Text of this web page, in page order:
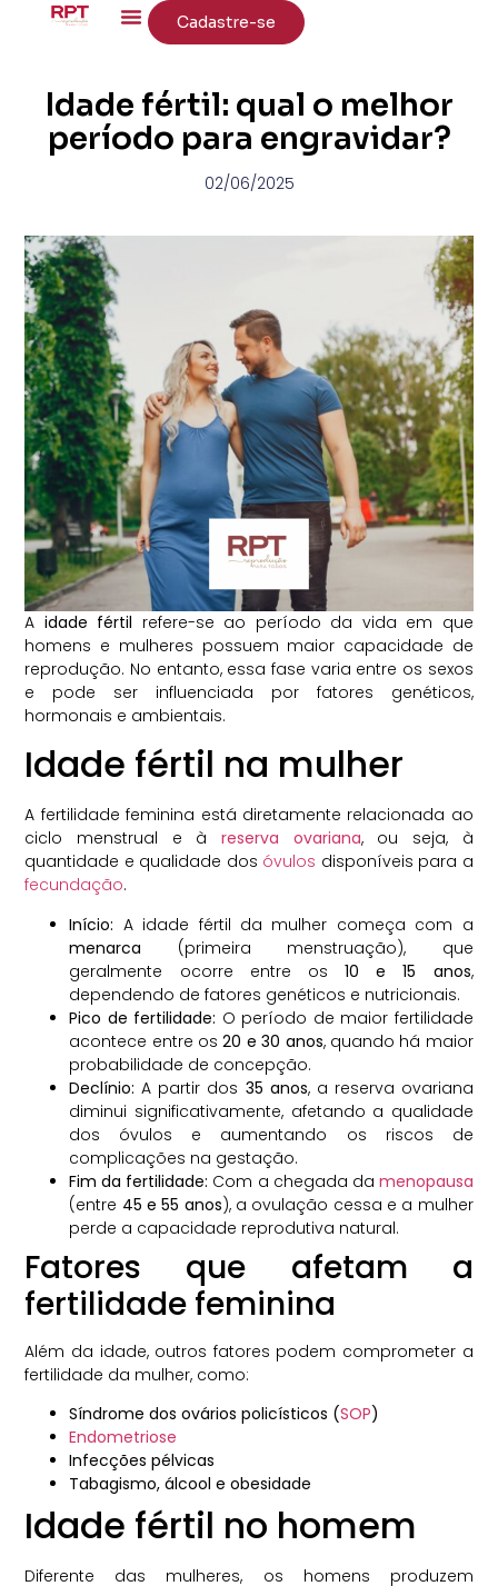
Cadastre-se
Idade fértil: qual o melhor
período para engravidar?
02/06/2025
A idade fértil refere-se ao período da vida em que
homens e mulheres possuem maior capacidade de
reprodução. No entanto, essa fase varia entre os sexos
e pode ser influenciada por fatores genéticos,
hormonais e ambientais.
Idade fértil na mulher
A fertilidade feminina está diretamente relacionada ao
ciclo menstrual e à reserva ovariana, ou seja, à
quantidade e qualidade dos óvulos disponíveis para a
fecundação.
Início: A idade fértil da mulher começa com a
menarca (primeira menstruação), que
geralmente ocorre entre os10 e 15 anos,
dependendo de fatores genéticos e nutricionais.
Pico de fertilidade: O período de maior fertilidade
acontece entre os20 e 30 anos, quando há maior
probabilidade de concepção.
Declínio: A partir dos 35 anos, a reserva ovariana
diminui significativamente, afetando a qualidade
dos óvulos e aumentando os riscos de
complicações na gestação.
Fim da fertilidade: Com a chegada da menopausa
(entre 45 e 55 anos), a ovulação cessa e a mulher
perde a capacidade reprodutiva natural.
Fatores que afetam a
fertilidade feminina
Além da idade, outros fatores podem comprometer a
fertilidade da mulher, como:
Síndrome dos ovários policísticos (SOP)
Endometriose
Infecções pélvicas
Tabagismo, álcool e obesidade
Idade fértil no homem
Diferente das mulheres, os homens produzem